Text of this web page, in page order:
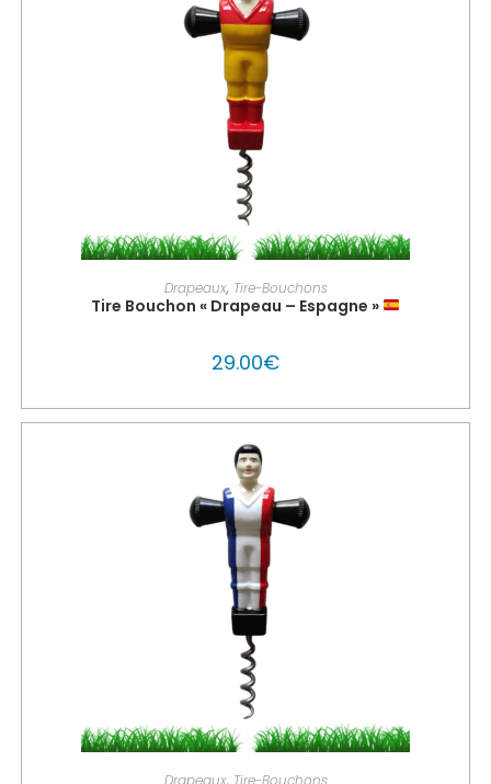
PERSONNALISER MON GLOUTON
Drapeaux, Tire-Bouchons
Tire Bouchon « Drapeau – Espagne »
29.00€
PERSONNALISER MON GLOUTON